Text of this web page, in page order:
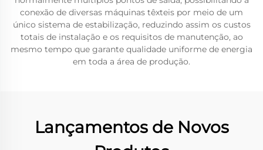
conexão de diversas máquinas têxteis por meio de um
único sistema de estabilização, reduzindo assim os custos
totais de instalação e os requisitos de manutenção, ao
mesmo tempo que garante qualidade uniforme de energia
em toda a área de produção.
Lançamentos de Novos